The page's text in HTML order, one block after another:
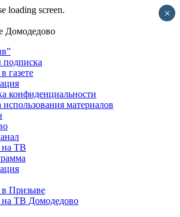
loading screen.
Домодедово
газете
конфиденциальности
материалов
на ТВ
в Призыве
на ТВ Домодедово
×